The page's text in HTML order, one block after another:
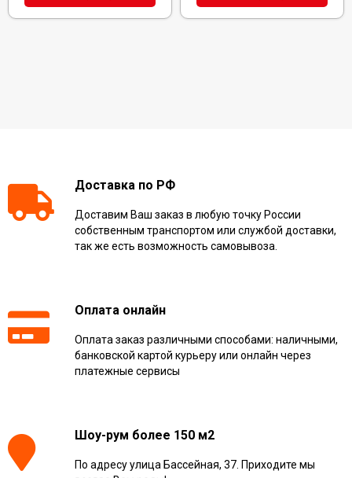
Доставка по РФ
Доставим Ваш заказ в любую точку России
собственным транспортом или службой доставки,
так же есть возможность самовывоза.
Оплата онлайн
Оплата заказ различными способами: наличными,
банковской картой курьеру или онлайн через
платежные сервисы
Шоу-рум более 150 м2
По адресу улица Бассейная, 37. Приходите мы